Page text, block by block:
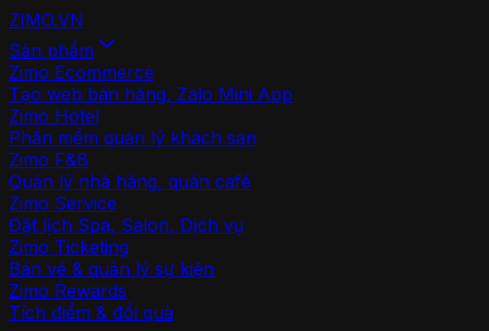
ZIMO.VN
Sản phẩm
Zimo Ecommerce
Tạo web bán hàng, Zalo Mini App
Zimo Hotel
Phần mềm quản lý khách sạn
Zimo F&B
Quản lý nhà hàng, quán café
Zimo Service
Đặt lịch Spa, Salon, Dịch vụ
Zimo Ticketing
Bán vé & quản lý sự kiện
Zimo Rewards
Tích điểm & đổi quà